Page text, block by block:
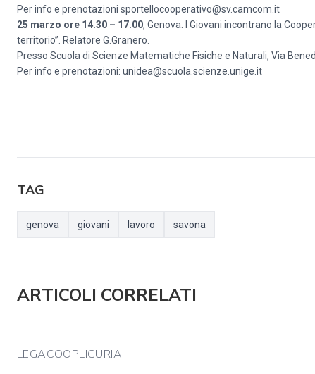
Per info e prenotazioni sportellocooperativo@sv.camcom.it
25 marzo ore 14.30 – 17.00, Genova. I Giovani incontrano la
territorio”. Relatore G.Granero.
Presso Scuola di Scienze Matematiche Fisiche e Naturali, Via
Per info e prenotazioni: unidea@scuola.scienze.unige.it
TAG
genova giovani lavoro savona
ARTICOLI CORRELATI
LEGACOOPLIGURIA